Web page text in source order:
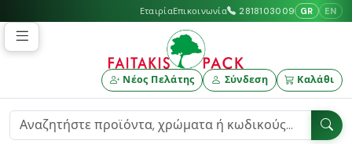
ΕταιρίαΕπικοινωνία 2818103009 GR EN
Νέος Πελάτης Σύνδεση Καλάθι